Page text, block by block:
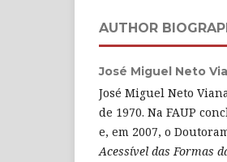
AUTHOR
José Miguel Neto
José Miguel Neto
de 1970. Na FAUP
e, em 2007, o
Acessível das Formas